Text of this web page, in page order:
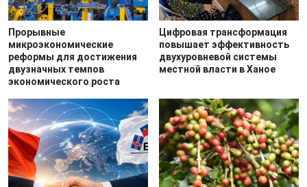
Прорывные
микроэкономические
реформы для достижения
двузначных темпов
экономического роста
Цифровая трансформация
повышает эффективность
двухуровневой системы
местной власти в Ханое